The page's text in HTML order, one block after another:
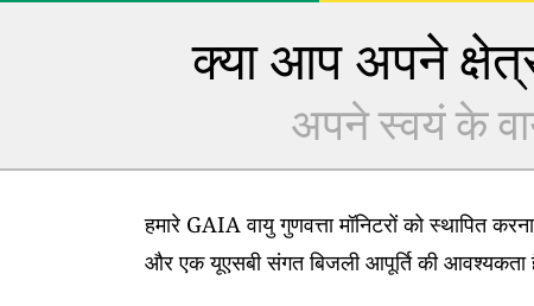
क्या आप अपने
अपने स्वयं के
हमारे GAIA वायु गुणवत्ता मॉनिटरों को स्थापित
और एक यूएसबी संगत बिजली आपूर्ति की आवश्यकता